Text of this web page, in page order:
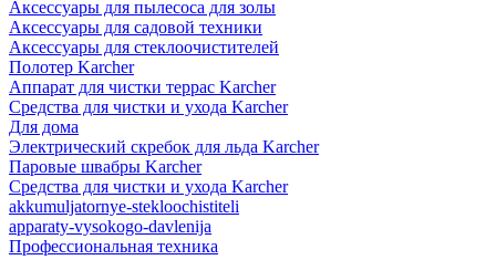
Аксессуары для пылесоса для золы
Аксессуары для садовой техники
Аксессуары для стеклоочистителей
Полотер Karcher
Аппарат для чистки террас Karcher
Средства для чистки и ухода Karcher
Для дома
Электрический скребок для льда Karcher
Паровые швабры Karcher
Средства для чистки и ухода Karcher
akkumuljatornye-stekloochistiteli
apparaty-vysokogo-davlenija
Профессиональная техника